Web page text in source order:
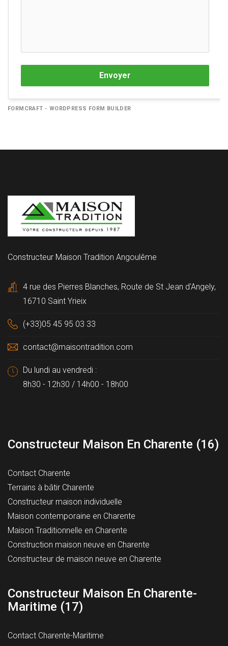
Envoyer
FORMCRAFT - WORDPRESS FORM BUILDER
Constructeur Maison Tradition Angoulême
4 rue des Pierres Blanches, Route de St Jean d'Angely,
16710 Saint Yrieix
(+33)05 45 95 03 33
contact@maisontradition.com
Du lundi au vendredi :
8h30 - 12h30 / 14h00 - 18h00
Constructeur Maison En Charente (16)
Contact Charente
Terrains à bâtir Charente
Constructeur maison individuelle
Maison contemporaine en Charente
Maison Traditionnelle en Charente
Construction maison neuve en Charente
Constructeur de maison neuve en Charente
Constructeur Maison En Charente-
Maritime (17)
Contact Charente-Maritime